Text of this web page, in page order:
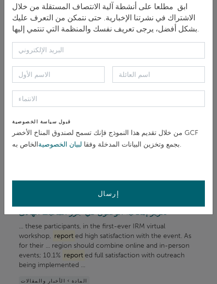
المادة > الأخبار والمقالات
الفردي المستهدف
and report
ing line, scope and eligibility criteria, and
staffing ...
المادة > الأخبار والمقالات
تعزيز معرفتنا حول تصميم وإدارة آليات التظلم الفعالة
مع مجتمع ممارسات GRAM
... and Remedy Project, shared the findings of a
... these participants, in the first-ever IRM virtual
workshop, reported high satisfaction with the event. As
for their ... region should combine online and in-person
events; 10.1% reported full satisfaction with outreach
being implemented ...
المادة > الأخبار والمقالات
ابق مطلعا على أنشطة آلية الانتصاف المستقلة من خلال
الاشتراك في نشرتنا الإخبارية. حتى نتمكن من التعرف عليك
قبول سياسة الخصوصية
من خلال تقديم هذا النموذج فإنك تسمح لصندوق المناخ الأخضر GCF
بجمع وتخزين البيانات المدخلة وفقا لبيان الخصوصية الخاص به.
إرسال